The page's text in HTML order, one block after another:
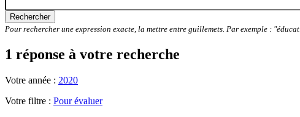
Rechercher
Pour rechercher une expression exacte, la mettre entre guillemets. Par exemple :
1 réponse à votre recherche
Votre année : 2020
Votre filtre : Pour évaluer